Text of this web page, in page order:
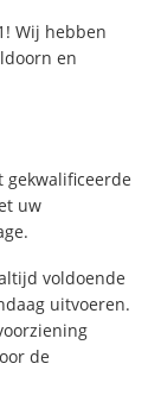
Wij hebben
en
uw
voldoende
uitvoeren.
de